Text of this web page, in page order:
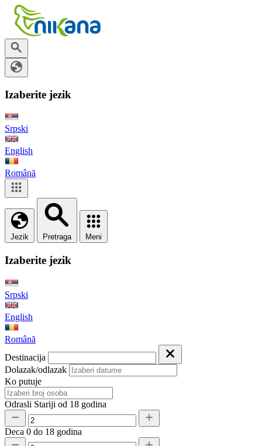
Izaberite jezik
Srpski
English
Română
Jezik Pretraga Meni
Izaberite jezik
Srpski
English
Română
Destinacija
Dolazak/odlazak
Ko putuje
Odrasli Stariji od 18 godina
Deca 0 do 18 godina